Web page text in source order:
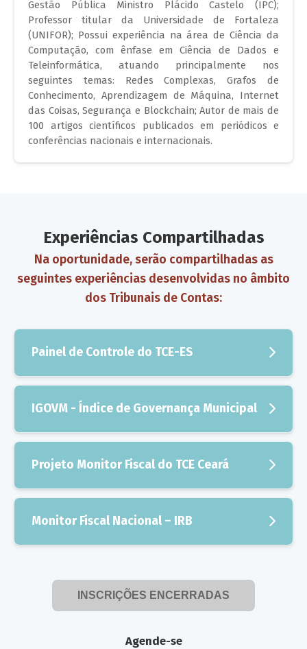
Gestão Pública Ministro Plácido Castelo (IPC);
Professor titular da Universidade de Fortaleza
(UNIFOR); Possui experiência na área de Ciência da
Computação, com ênfase em Ciência de Dados e
Teleinformática, atuando principalmente nos
seguintes temas: Redes Complexas, Grafos de
Conhecimento, Aprendizagem de Máquina, Internet
das Coisas, Segurança e Blockchain; Autor de mais de
100 artigos científicos publicados em periódicos e
conferências nacionais e internacionais.
Experiências Compartilhadas
Na oportunidade, serão compartilhadas as
seguintes experiências desenvolvidas no âmbito
dos Tribunais de Contas:
Painel de Controle do TCE-ES
Apresentação – Conselheiro Rodrigo Chamoun –
Presidente do Tribunal de Contas do Estado do
IGOVM - Índice de Governança Municipal
Apresentação – Douglas Avedikian – Chefe da Área de
Planejamento Estratégico, Gestão de Riscos,
Compliance
Estado do Mato Grosso do Sul (TCE-MS).
Projeto Monitor Fiscal do TCE Ceará
Apresentação – Prof. Dr. Paulo Matos – Diretor da
Faculdade de Economia, Administração, Atuária e
(FEAAC-UFC).
Monitor Fiscal Nacional – IRB
Informação do Instituto Plácido Castelo (IPC - TCE
INSCRIÇÕES ENCERRADAS
Agende-se